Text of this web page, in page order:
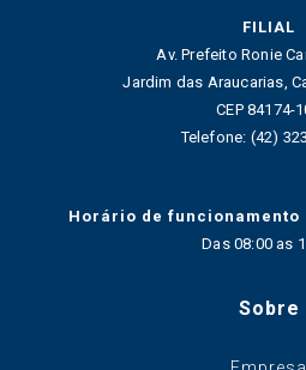
FILIAL
Av. Prefeito Ronie
Jardim das Araucarias,
CEP 84174-
Telefone: (42)
Horário de
Das 08:00 as
Sobre